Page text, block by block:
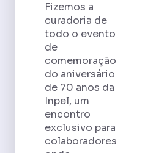
Fizemos a
curadoria de
todo o evento
de
comemoração
do aniversário
de 70 anos da
Inpel, um
encontro
exclusivo para
colaboradores